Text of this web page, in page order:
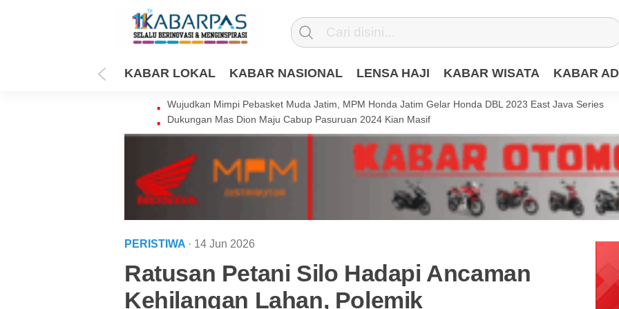
KABAR LOKAL KABAR NASIONAL LENSA HAJI KABAR WISATA KABAR
Wujudkan Mimpi Pebasket Muda Jatim, MPM Honda Jatim Gelar Honda DBL 2023 East Java Series
Dukungan Mas Dion Maju Cabup Pasuruan 2024 Kian Masif
PERISTIWA · 14 Jun 2026
Ratusan Petani Silo Hadapi Ancaman
Kehilangan Lahan, Polemik